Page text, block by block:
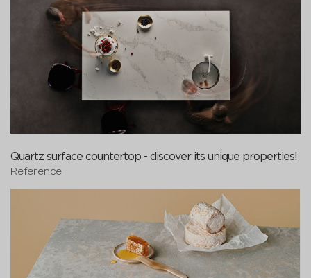
Quartz surface countertop - discover its unique properties!
Reference